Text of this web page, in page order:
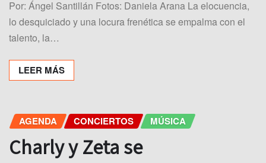
Por: Ángel Santillán Fotos: Daniela Arana La elocuencia,
lo desquiciado y una locura frenética se empalma con el
talento, la…
LEER MÁS
AGENDA CONCIERTOS MÚSICA
Charly y Zeta se